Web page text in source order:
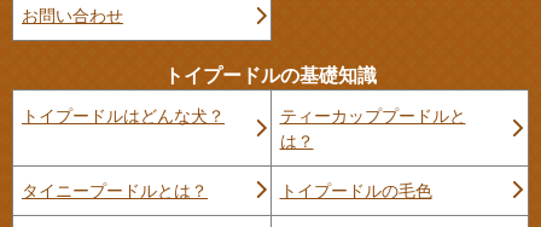
お問い合わせ
トイプードルの基礎知識
トイプードルはどんな犬？
ティーカッププードルと
は？
タイニープードルとは？ トイプードルの毛色